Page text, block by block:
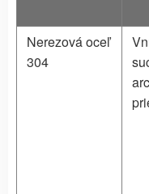
Nerezová oceľ
304